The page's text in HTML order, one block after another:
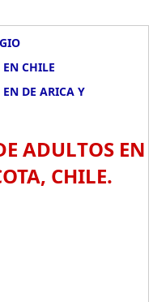
EN CHILE
DE ARICA Y
ADULTOS EN
CHILE.